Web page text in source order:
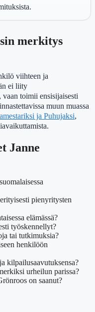
merkitys
viihteen ja
ei liity
toimii ensisijaisesti
muun muassa
ja Puhujaksi,
Janne
pienyritysten
elämässä?
työskennellyt?
tai tutkimuksia?
henkilöön
kilpailusaavutuksensa?
urheilun parissa?
on saanut?